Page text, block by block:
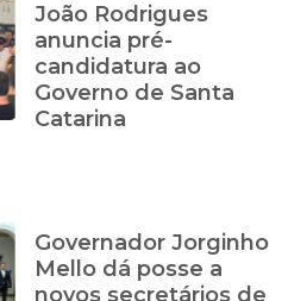
João Rodrigues
anuncia pré-
candidatura ao
Governo de Santa
Catarina
Governador Jorginho
Mello dá posse a
novos secretários de